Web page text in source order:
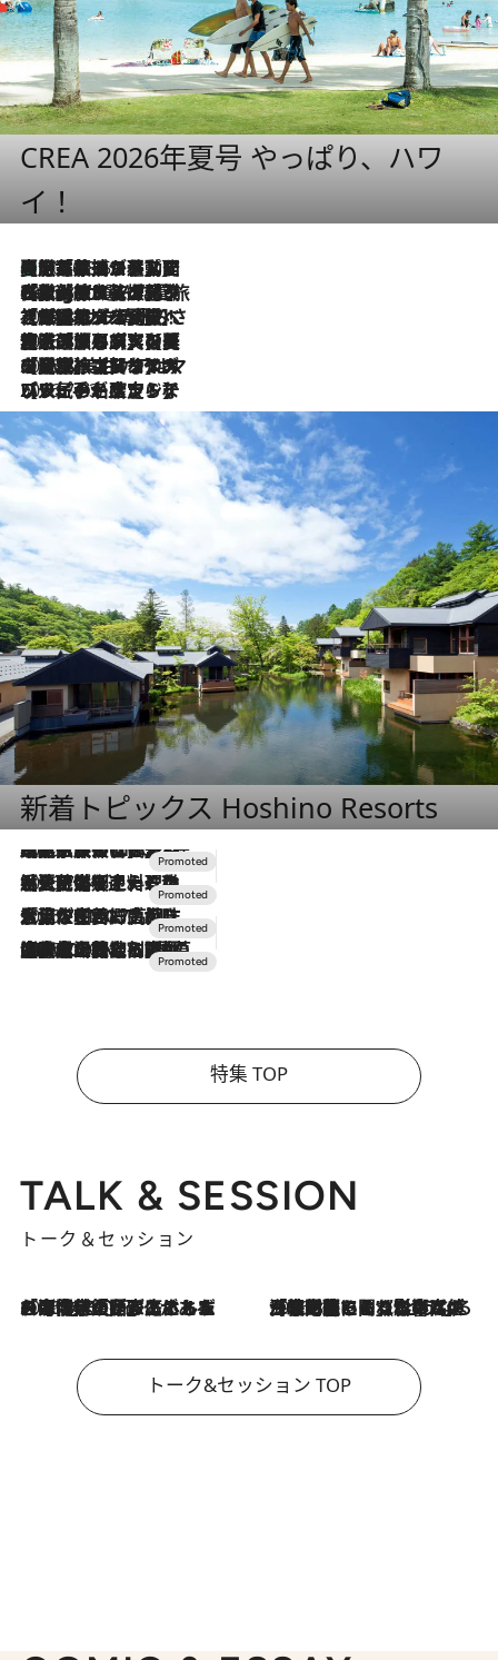
CREA 2026年夏号 やっぱり、ハワ
イ！
2026.8.5
【厳選旅コスメ】国内をあちこち移動する河井菜摘が選んだ夏旅ベストコスメ発表！「リラックスアイテムはマスト」【Mサイズジップ】
2026.8.4
【厳選旅コスメ】「紫外線＆乾燥対策しながらメイク感も！」ヘア＆メイクGeorgeが選んだ夏旅ベストコスメを発表！【Mサイズジップ】
2026.8.3
【厳選旅コスメ】「保湿もタイパ重視！」“サウナ好き”タレント清水みさとが愛用する夏旅ベストコスメを発表！【Mサイズジップ】
2026.8.2
【厳選旅コスメ】美容家・瀬戸麻実の夏旅ベストコスメを発表！「ストレスなく使えるクレンジング＆洗顔は必須」【Mサイズジップ】
2026.8.1
【厳選旅コスメ】「UV＆美白ケアはマスト！」フリーアナウンサー宇賀なつみの夏旅ベストコスメを発表！【Mサイズジップ】
2026.7.23
【リピート確定！】ハワイの名店ランチプレートとサンドイッチ、手が止まらない人気ドーナツ
新着トピックス Hoshino Resorts
2026.7.31
【ホテル帰省】という選択肢をOMOが提案。家族とほどよい距離を保つには「昼は実家、夜は気兼ねなくホテルで！」
2026.7.24
【夏限定ディナーコース】旬を迎える稚鮎や花ズッキーニなどをイタリア・トスカーナの郷土料理の手法で満喫！
2026.7.17
「土佐和ハーブかき氷」がOMO7高知に登場！生姜、山椒、大葉など目にも舌にも涼を呼ぶ郷土の味
2026.7.10
NEW OPEN！【界 草津】名湯の地に誕生。趣の異なる2種の温泉と上州ならではの会席・蕎麦割烹など美食を味わう究極の癒やし旅
特集 TOP
TALK & SESSION
トーク＆セッション
2026.8.3
「今後値上げがあるとすれば…」「リスクがあるのは今年の冬」エネルギー専門家が語る、ホルムズ海峡封鎖が家庭にもたらす“ある心配” 2026.8.3
「住宅建てられない…」「サーチャージ料の高値が続いている」ホルムズ海峡封鎖による影響はいつまで続く？《エネルギー専門家に聞く“どうなる日本の暮らし”》
トーク&セッション TOP